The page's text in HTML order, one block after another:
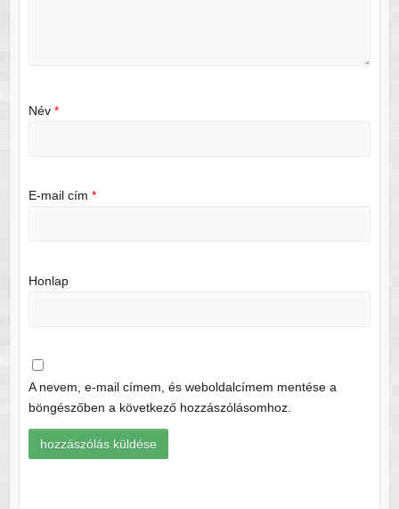
Név *
E-mail cím *
Honlap
A nevem, e-mail címem, és weboldalcímem mentése a
böngészőben a következő hozzászólásomhoz.